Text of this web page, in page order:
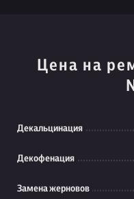
Цена на
Декальцинация
Декофенация
Замена жерновов